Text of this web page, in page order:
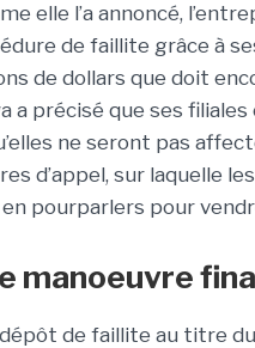
elle l’a annoncé,
de faillite grâce à
de dollars que doit
a précisé que ses
ne seront pas
d’appel, sur laquelle
pourparlers pour
manoeuvre
de faillite au titre